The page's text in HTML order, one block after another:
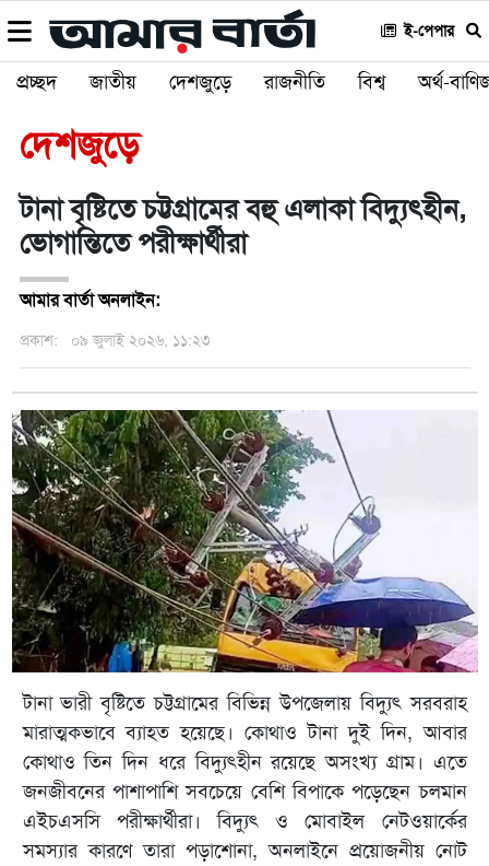
ই-পেপার
প্রচ্ছদ জাতীয় দেশজুড়ে রাজনীতি বিশ্ব অর্থ-
দেশজুড়ে
টানা বৃষ্টিতে চট্টগ্রামের বহু এলাকা বিদ্যুৎহীন,
ভোগান্তিতে পরীক্ষার্থীরা
আমার বার্তা অনলাইন:
প্রকাশ: ০৯ জুলাই ২০২৬, ১১:২৩
টানা ভারী বৃষ্টিতে চট্টগ্রামের বিভিন্ন উপজেলায় বিদ্যুৎ সরবরাহ
মারাত্মকভাবে ব্যাহত হয়েছে। কোথাও টানা দুই দিন, আবার
কোথাও তিন দিন ধরে বিদ্যুৎহীন রয়েছে অসংখ্য গ্রাম। এতে
জনজীবনের পাশাপাশি সবচেয়ে বেশি বিপাকে পড়েছেন চলমান
এইচএসসি পরীক্ষার্থীরা। বিদ্যুৎ ও মোবাইল নেটওয়ার্কের
সমস্যার কারণে তারা পড়াশোনা, অনলাইনে প্রয়োজনীয় নোট